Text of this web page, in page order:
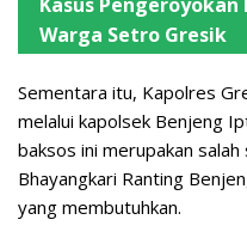
Warga Setro Gresik
Sementara itu, Kapolres
melalui kapolsek Benjeng
baksos ini merupakan
Bhayangkari Ranting
yang membutuhkan.